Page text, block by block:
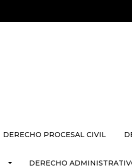
DERECHO PROCESAL CIVIL
DERECHO